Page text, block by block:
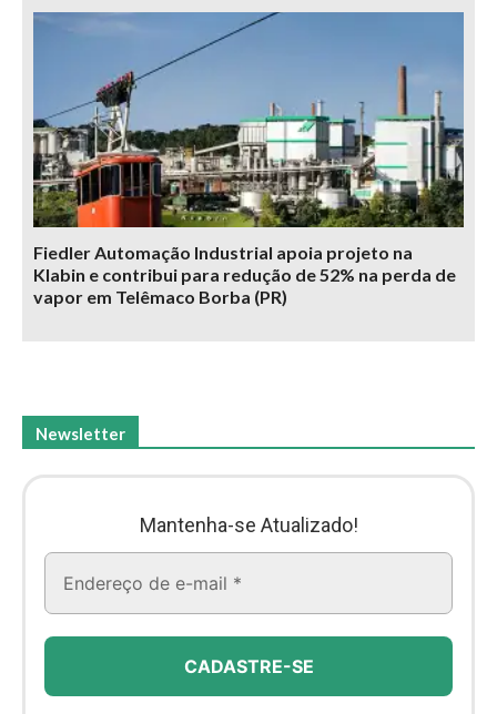
Fiedler Automação Industrial apoia projeto na
Klabin e contribui para redução de 52% na perda de
vapor em Telêmaco Borba (PR)
Newsletter
Mantenha-se Atualizado!